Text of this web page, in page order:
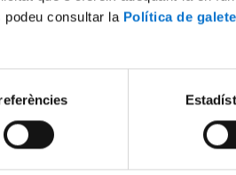
consultar la Política de